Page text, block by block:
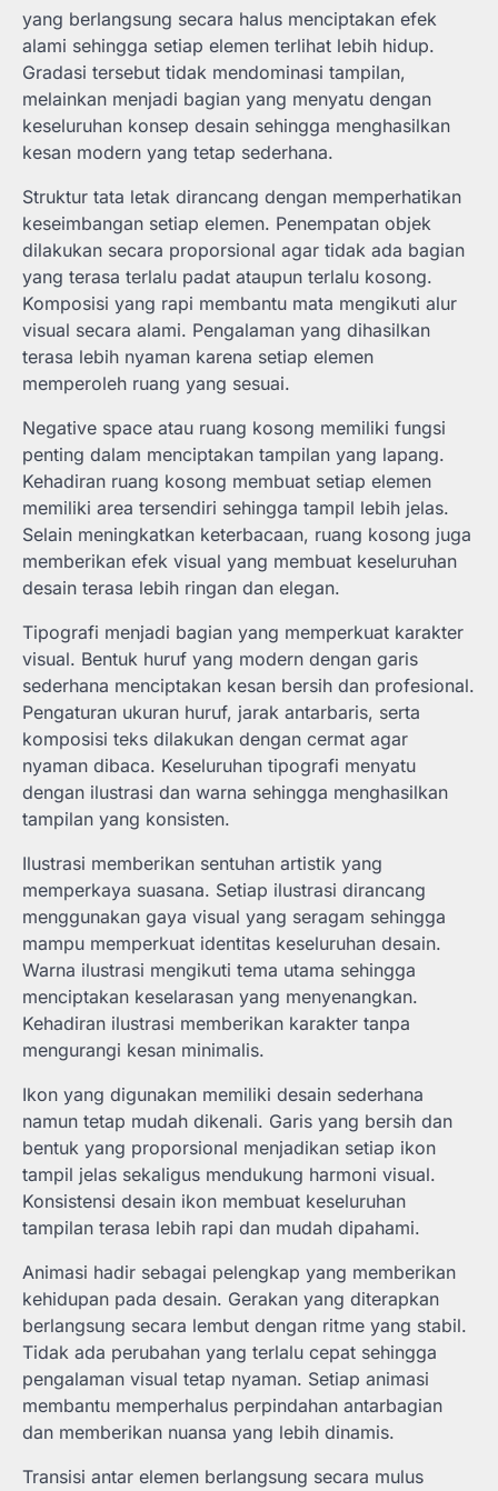
yang berlangsung secara halus menciptakan efek
alami sehingga setiap elemen terlihat lebih hidup.
Gradasi tersebut tidak mendominasi tampilan,
melainkan menjadi bagian yang menyatu dengan
keseluruhan konsep desain sehingga menghasilkan
kesan modern yang tetap sederhana.
Struktur tata letak dirancang dengan memperhatikan
keseimbangan setiap elemen. Penempatan objek
dilakukan secara proporsional agar tidak ada bagian
yang terasa terlalu padat ataupun terlalu kosong.
Komposisi yang rapi membantu mata mengikuti alur
visual secara alami. Pengalaman yang dihasilkan
terasa lebih nyaman karena setiap elemen
memperoleh ruang yang sesuai.
Negative space atau ruang kosong memiliki fungsi
penting dalam menciptakan tampilan yang lapang.
Kehadiran ruang kosong membuat setiap elemen
memiliki area tersendiri sehingga tampil lebih jelas.
Selain meningkatkan keterbacaan, ruang kosong juga
memberikan efek visual yang membuat keseluruhan
desain terasa lebih ringan dan elegan.
Tipografi menjadi bagian yang memperkuat karakter
visual. Bentuk huruf yang modern dengan garis
sederhana menciptakan kesan bersih dan profesional.
Pengaturan ukuran huruf, jarak antarbaris, serta
komposisi teks dilakukan dengan cermat agar
nyaman dibaca. Keseluruhan tipografi menyatu
dengan ilustrasi dan warna sehingga menghasilkan
tampilan yang konsisten.
Ilustrasi memberikan sentuhan artistik yang
memperkaya suasana. Setiap ilustrasi dirancang
menggunakan gaya visual yang seragam sehingga
mampu memperkuat identitas keseluruhan desain.
Warna ilustrasi mengikuti tema utama sehingga
menciptakan keselarasan yang menyenangkan.
Kehadiran ilustrasi memberikan karakter tanpa
mengurangi kesan minimalis.
Ikon yang digunakan memiliki desain sederhana
namun tetap mudah dikenali. Garis yang bersih dan
bentuk yang proporsional menjadikan setiap ikon
tampil jelas sekaligus mendukung harmoni visual.
Konsistensi desain ikon membuat keseluruhan
tampilan terasa lebih rapi dan mudah dipahami.
Animasi hadir sebagai pelengkap yang memberikan
kehidupan pada desain. Gerakan yang diterapkan
berlangsung secara lembut dengan ritme yang stabil.
Tidak ada perubahan yang terlalu cepat sehingga
pengalaman visual tetap nyaman. Setiap animasi
membantu memperhalus perpindahan antarbagian
dan memberikan nuansa yang lebih dinamis.
Transisi antar elemen berlangsung secara mulus